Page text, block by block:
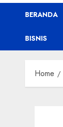
BERANDA
BISNIS
Home